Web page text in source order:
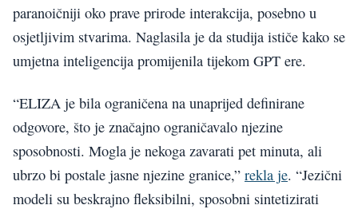
paranoičniji oko prave prirode interakcija, posebno u
osjetljivim stvarima. Naglasila je da studija ističe kako se
umjetna inteligencija promijenila tijekom GPT ere.
“ELIZA je bila ograničena na unaprijed definirane
odgovore, što je značajno ograničavalo njezine
sposobnosti. Mogla je nekoga zavarati pet minuta, ali
ubrzo bi postale jasne njezine granice,” rekla je. “Jezični
modeli su beskrajno fleksibilni, sposobni sintetizirati